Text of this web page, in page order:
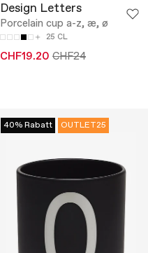
Design Letters
Porcelain cup a-z, æ, ø
25 CL
CHF19.20 CHF24
40% Rabatt OUTLET25